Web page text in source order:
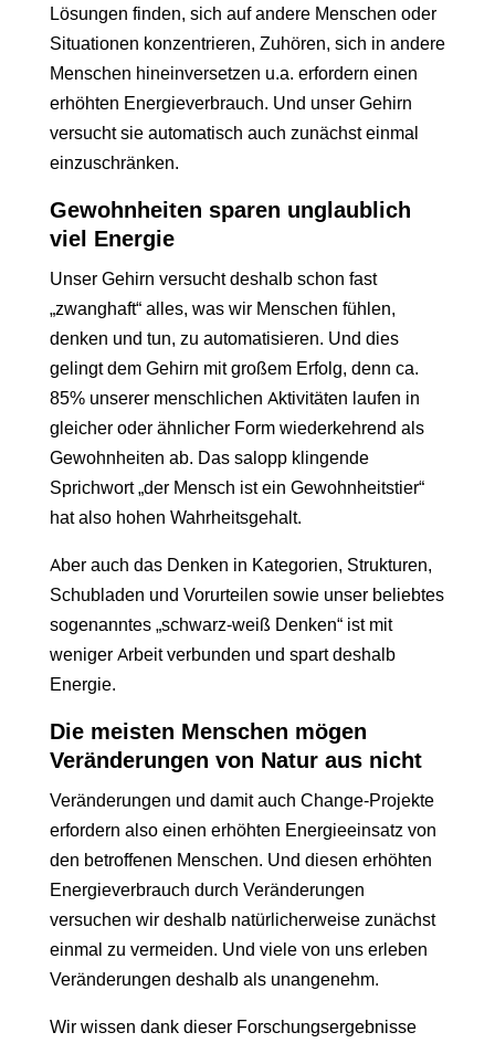
Lösungen finden, sich auf andere Menschen oder
Situationen konzentrieren, Zuhören, sich in andere
Menschen hineinversetzen u.a. erfordern einen
erhöhten Energieverbrauch. Und unser Gehirn
versucht sie automatisch auch zunächst einmal
einzuschränken.
Gewohnheiten sparen unglaublich
viel Energie
Unser Gehirn versucht deshalb schon fast
„zwanghaft“ alles, was wir Menschen fühlen,
denken und tun, zu automatisieren. Und dies
gelingt dem Gehirn mit großem Erfolg, denn ca.
85% unserer menschlichen Aktivitäten laufen in
gleicher oder ähnlicher Form wiederkehrend als
Gewohnheiten ab. Das salopp klingende
Sprichwort „der Mensch ist ein Gewohnheitstier“
hat also hohen Wahrheitsgehalt.
Aber auch das Denken in Kategorien, Strukturen,
Schubladen und Vorurteilen sowie unser beliebtes
sogenanntes „schwarz-weiß Denken“ ist mit
weniger Arbeit verbunden und spart deshalb
Energie.
Die meisten Menschen mögen
Veränderungen von Natur aus nicht
Veränderungen und damit auch Change-Projekte
erfordern also einen erhöhten Energieeinsatz von
den betroffenen Menschen. Und diesen erhöhten
Energieverbrauch durch Veränderungen
versuchen wir deshalb natürlicherweise zunächst
einmal zu vermeiden. Und viele von uns erleben
Veränderungen deshalb als unangenehm.
Wir wissen dank dieser Forschungsergebnisse